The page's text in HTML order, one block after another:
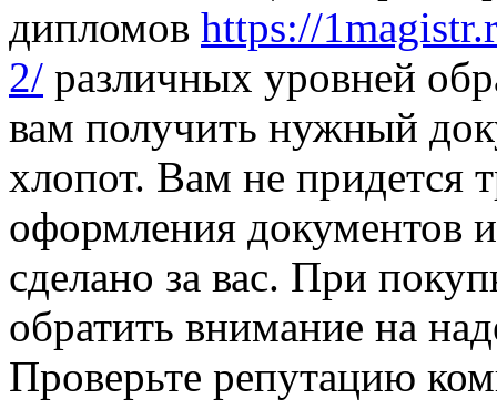
дипломов https://
2/ различных уровней
вам получить нужный
хлопот. Вам не придется
оформления документов
сделано за вас. При
обратить внимание на
Проверьте репутацию